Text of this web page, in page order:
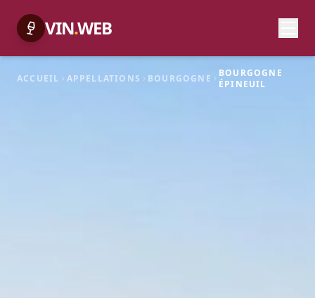
VIN.WEB
ACCUEIL APPELLATIONS BOURGOGNE
BOURGOGNE
ÉPINEUIL